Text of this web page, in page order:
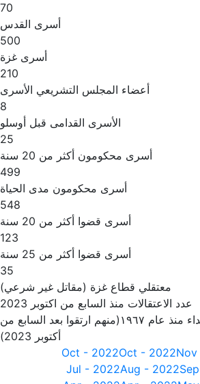
70
أسرى القدس
500
أسرى غزة
210
أعضاء المجلس التشريعي الأسرى
8
الأسرى القدامى قبل أوسلو
25
أسرى محكومون أكثر من 20 سنة
499
أسرى محكومون مدى الحياة
548
أسرى قضوا أكثر من 20 سنة
123
أسرى قضوا أكثر من 25 سنة
35
معتقلي قطاع غزة (مقاتل غير شرعي)
عدد الاعتقالات منذ السابع من اكتوبر 2023
عدد الأسرى الشهداء منذ عام ١٩٦٧(منهم ارتقوا بعد السابع من
أكتوبر 2023)
Oct - 2022
Oct - 2022
Aug - 2022
Jul - 2022